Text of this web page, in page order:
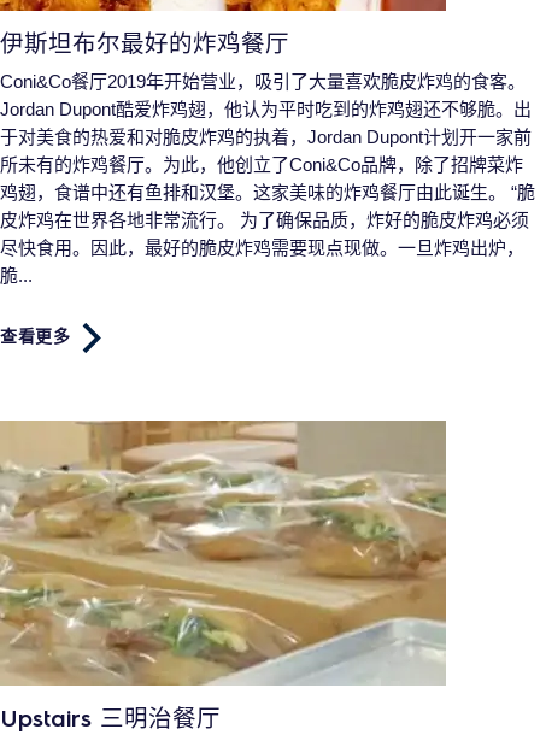
伊斯坦布尔最好的炸鸡餐厅
Coni&Co餐厅2019年开始营业，吸引了大量喜欢脆皮炸鸡的食客。
Jordan Dupont酷爱炸鸡翅，他认为平时吃到的炸鸡翅还不够脆。出
于对美食的热爱和对脆皮炸鸡的执着，Jordan Dupont计划开一家前
所未有的炸鸡餐厅。为此，他创立了Coni&Co品牌，除了招牌菜炸
鸡翅，食谱中还有鱼排和汉堡。这家美味的炸鸡餐厅由此诞生。 “脆
皮炸鸡在世界各地非常流行。 为了确保品质，炸好的脆皮炸鸡必须
尽快食用。因此，最好的脆皮炸鸡需要现点现做。一旦炸鸡出炉，
脆...
查看更多
Upstairs 三明治餐厅